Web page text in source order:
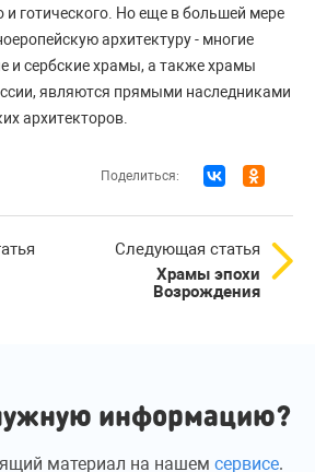
и готического. Но еще в большей мере
архитектуру - многие
и сербские храмы, а также храмы
являются прямыми наследниками
архитекторов.
Поделиться:
Следующая статья
Храмы эпохи
Возрождения
информацию?
материал на нашем сервисе.